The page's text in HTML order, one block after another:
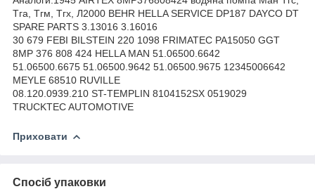
Тга, Тгм, Тгх, Л2000 BEHR HELLA SERVICE DP187 DAYCO DT
SPARE PARTS 3.13016 3.16016
30 679 FEBI BILSTEIN 220 1098 FRIMATEC PA15050 GGT
8MP 376 808 424 HELLA MAN 51.06500.6642
51.06500.6675 51.06500.9642 51.06500.9675 12345006642
MEYLE 68510 RUVILLE
08.120.0939.210 ST-TEMPLIN 8104152SX 0519029
TRUCKTEC AUTOMOTIVE
Приховати
Спосіб упаковки